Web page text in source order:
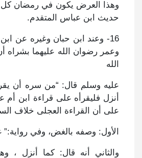
وهذا العرض يكون في رمضان كل
حديث ابن عباس المتقدم.
16- وعند ابن حبان وغيره عن
وعمر رضوان الله عليهما بشراه
الله
عليه وسلم قال: “من سره أن
أنزل فليقرأه على قراءة ابن أم
على أن القراءة العجلى خلاف
الأول: وصفه بالغض، وفي
والثاني أنه قال: كما أنزل ،